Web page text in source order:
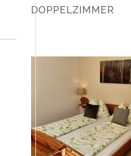
DOPPELZIMMER